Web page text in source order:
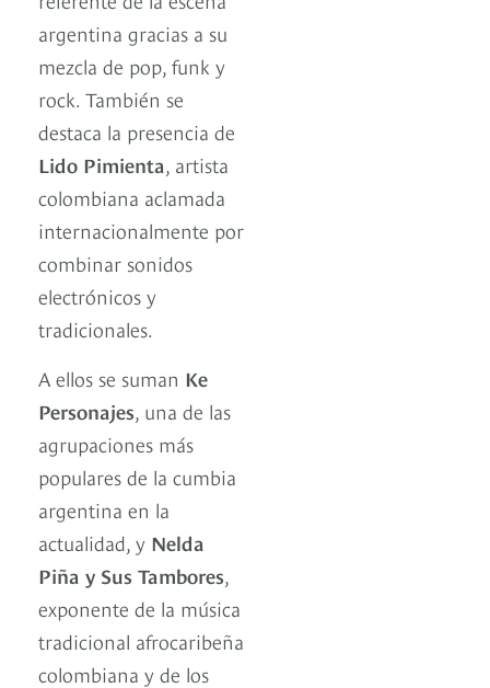
argentina gracias a su
mezcla de pop, funk y
rock. También se
destaca la presencia de
Lido Pimienta , artista
colombiana aclamada
internacionalmente por
combinar sonidos
electrónicos y
tradicionales.
A ellos se suman Ke
Personajes , una de las
agrupaciones más
populares de la cumbia
argentina en la
actualidad, y Nelda
Piña y Sus Tambores
exponente de la música
tradicional afrocaribeña
colombiana y de los